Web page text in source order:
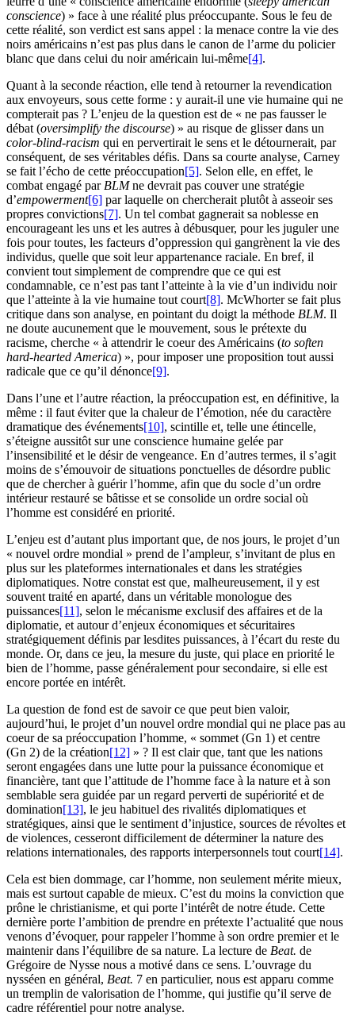
conscience) » face à une réalité plus préoccupante. Sous le feu de
cette réalité, son verdict est sans appel : la menace contre la vie des
noirs américains n’est pas plus dans le canon de l’arme du policier
blanc que dans celui du noir américain lui-même[4].
Quant à la seconde réaction, elle tend à retourner la revendication
aux envoyeurs, sous cette forme : y aurait-il une vie humaine qui ne
compterait pas ? L’enjeu de la question est de « ne pas fausser le
débat (oversimplify the discourse) » au risque de glisser dans un
color-blind-racism qui en pervertirait le sens et le détournerait, par
conséquent, de ses véritables défis. Dans sa courte analyse, Carney
se fait l’écho de cette préoccupation[5]. Selon elle, en effet, le
combat engagé parBLMne devrait pas couver une stratégie
d’empowerment[6] par laquelle on chercherait plutôt à asseoir ses
propres convictions[7]. Un tel combat gagnerait sa noblesse en
encourageant les uns et les autres à débusquer, pour les juguler une
fois pour toutes, les facteurs d’oppression qui gangrènent la vie des
individus, quelle que soit leur appartenance raciale. En bref, il
convient tout simplement de comprendre que ce qui est
condamnable, ce n’est pas tant l’atteinte à la vie d’un individu noir
que l’atteinte à la vie humaine tout court[8]. McWhorter se fait plus
critique dans son analyse, en pointant du doigt la méthode BLM. Il
ne doute aucunement que le mouvement, sous le prétexte du
racisme, cherche « à attendrir le coeur des Américains (to soften
hard-hearted America) », pour imposer une proposition tout aussi
radicale que ce qu’il dénonce[9].
Dans l’une et l’autre réaction, la préoccupation est, en définitive, la
même : il faut éviter que la chaleur de l’émotion, née du caractère
dramatique des événements[10], scintille et, telle une étincelle,
s’éteigne aussitôt sur une conscience humaine gelée par
l’insensibilité et le désir de vengeance. En d’autres termes, il s’agit
moins de s’émouvoir de situations ponctuelles de désordre public
que de chercher à guérir l’homme, afin que du socle d’un ordre
intérieur restauré se bâtisse et se consolide un ordre social où
l’homme est considéré en priorité.
L’enjeu est d’autant plus important que, de nos jours, le projet d’un
« nouvel ordre mondial » prend de l’ampleur, s’invitant de plus en
plus sur les plateformes internationales et dans les stratégies
diplomatiques. Notre constat est que, malheureusement, il y est
souvent traité en aparté, dans un véritable monologue des
puissances[11], selon le mécanisme exclusif des affaires et de la
diplomatie, et autour d’enjeux économiques et sécuritaires
stratégiquement définis par lesdites puissances, à l’écart du reste du
monde. Or, dans ce jeu, la mesure du juste, qui place en priorité le
bien de l’homme, passe généralement pour secondaire, si elle est
encore portée en intérêt.
La question de fond est de savoir ce que peut bien valoir,
aujourd’hui, le projet d’un nouvel ordre mondial qui ne place pas au
coeur de sa préoccupation l’homme, « sommet (Gn 1) et centre
(Gn 2) de la création[12] » ? Il est clair que, tant que les nations
seront engagées dans une lutte pour la puissance économique et
financière, tant que l’attitude de l’homme face à la nature et à son
semblable sera guidée par un regard perverti de supériorité et de
domination[13], le jeu habituel des rivalités diplomatiques et
stratégiques, ainsi que le sentiment d’injustice, sources de révoltes et
de violences, cesseront difficilement de déterminer la nature des
relations internationales, des rapports interpersonnels tout court[14].
Cela est bien dommage, car l’homme, non seulement mérite mieux,
mais est surtout capable de mieux. C’est du moins la conviction que
prône le christianisme, et qui porte l’intérêt de notre étude. Cette
dernière porte l’ambition de prendre en prétexte l’actualité que nous
venons d’évoquer, pour rappeler l’homme à son ordre premier et le
maintenir dans l’équilibre de sa nature. La lecture de Beat. de
Grégoire de Nysse nous a motivé dans ce sens. L’ouvrage du
nysséen en général, Beat. 7 en particulier, nous est apparu comme
un tremplin de valorisation de l’homme, qui justifie qu’il serve de
cadre référentiel pour notre analyse.